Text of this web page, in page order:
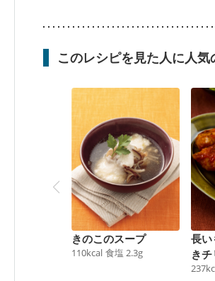
このレシピを見た人に人気
きのこのスープ
110kcal 食塩 2.3g
長い
き
237